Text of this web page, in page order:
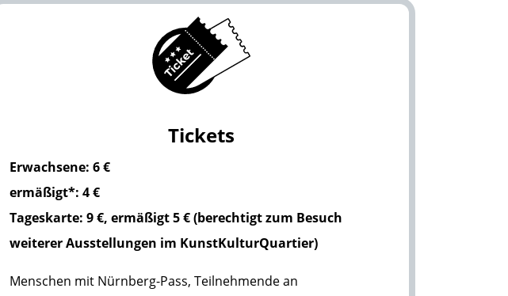
Tickets
Erwachsene: 6 €
ermäßigt*: 4 €
Tageskarte: 9 €, ermäßigt 5 € (berechtigt zum Besuch
weiterer Ausstellungen im KunstKulturQuartier)
Menschen mit Nürnberg-Pass, Teilnehmende an